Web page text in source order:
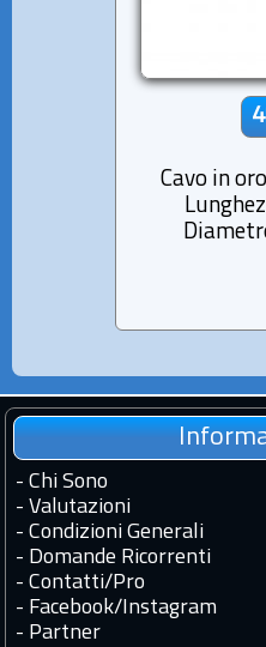
Cavo in
- Chi Sono
- Valutazioni
- Condizioni Generali
- Domande Ricorrenti
- Contatti/Pro
- Facebook/Instagram
- Partner